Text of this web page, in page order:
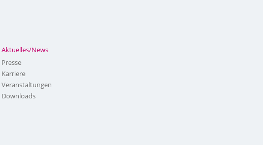
Aktuelles/News
Presse
Karriere
Veranstaltungen
Downloads